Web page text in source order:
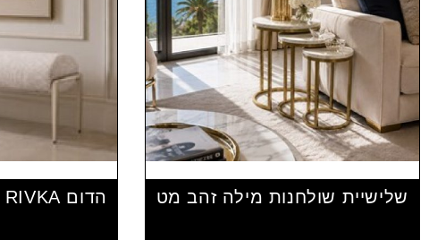
שלישיית שולחנות מילה זהב מט